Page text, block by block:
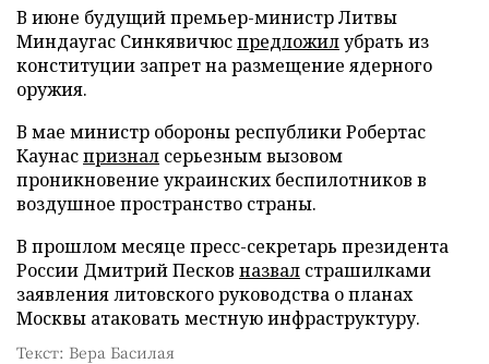
В июне будущий премьер-министр Литвы
Миндаугас Синкявичюспредложилубрать из
конституции запрет на размещение ядерного
оружия.
В мае министр обороны республики Робертас
Каунаспризнал серьезным вызовом
проникновение украинских беспилотников в
воздушное пространство страны.
В прошлом месяце пресс-секретарь президента
России Дмитрий Песков назвал страшилками
заявления литовского руководства о планах
Москвы атаковать местную инфраструктуру.
Текст: Вера Басилая